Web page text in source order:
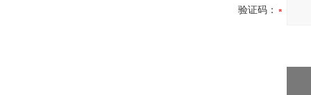
验证码：